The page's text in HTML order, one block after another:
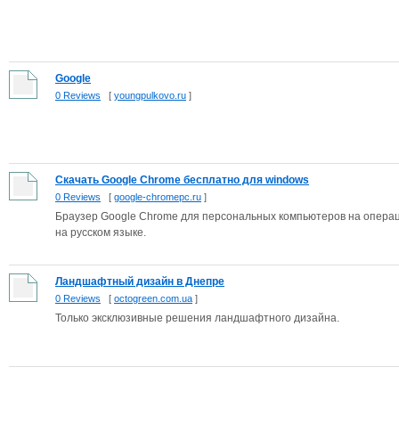
Google
0 Reviews [ youngpulkovo.ru ]
Скачать Google Chrome бесплатно для windows
0 Reviews [ google-chromepc.ru ]
Браузер Google Chrome для персональных компьютеров на
на русском языке.
Ландшафтный дизайн в Днепре
0 Reviews [ octogreen.com.ua ]
Только эксклюзивные решения ландшафтного дизайна.